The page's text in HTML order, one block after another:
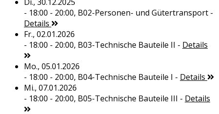
- 18:00 - 20:00, B02-Personen- und Gütertransport-
Details
Fr., 02.01.2026
- 18:00 - 20:00, B03-Technische Bauteile II - Details
Mo., 05.01.2026
- 18:00 - 20:00, B04-Technische Bauteile I - Details
Mi., 07.01.2026
- 18:00 - 20:00, B05-Technische Bauteile III - Details